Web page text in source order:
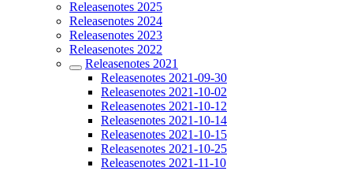
Releasenotes 2025
Releasenotes 2024
Releasenotes 2023
Releasenotes 2022
Releasenotes 2021
Releasenotes 2021-09-30
Releasenotes 2021-10-02
Releasenotes 2021-10-12
Releasenotes 2021-10-14
Releasenotes 2021-10-15
Releasenotes 2021-10-25
Releasenotes 2021-11-10